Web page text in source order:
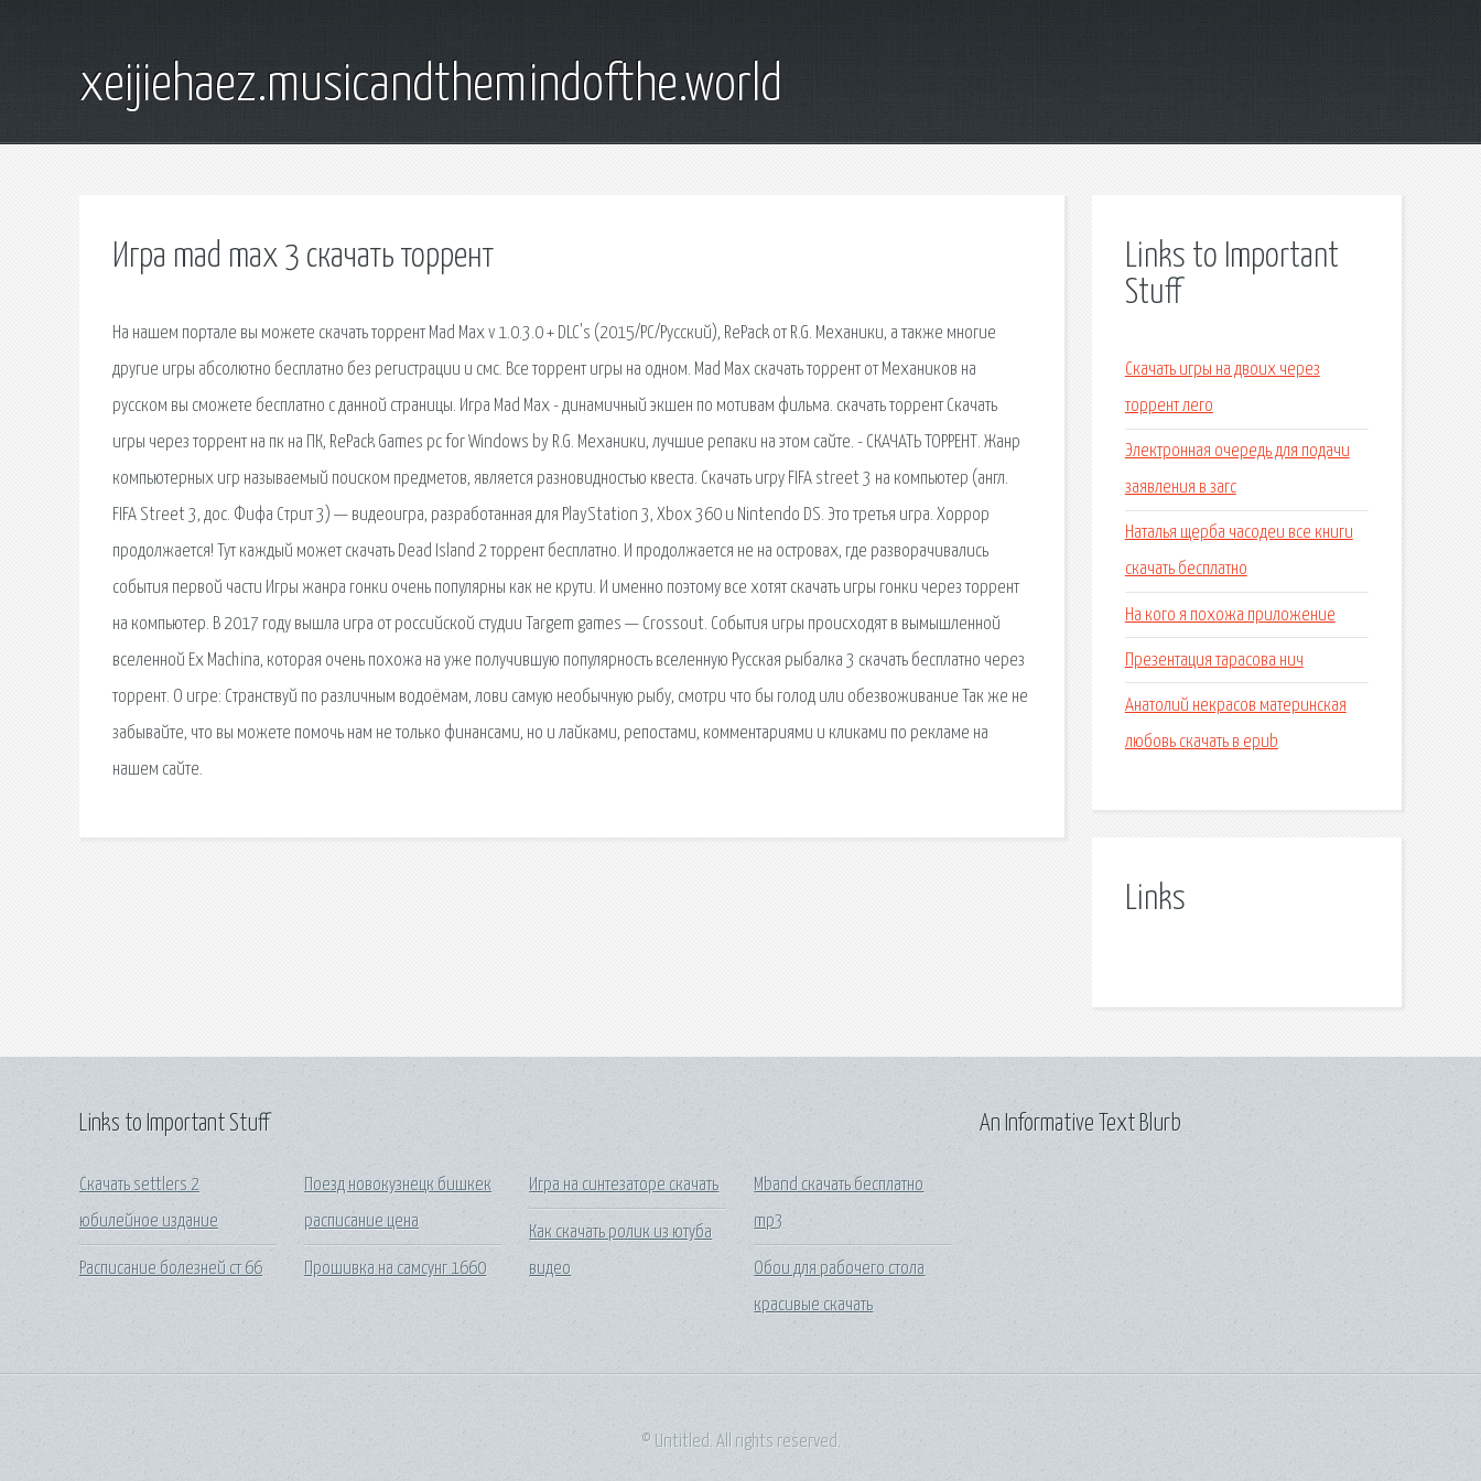
xeijiehaez.musicandthemindofthe.world
Игра mad max 3 скачать торрент
На нашем портале вы можете скачать торрент Mad Max v 1.0.3.0 + DLC's (2015/PC/Русский), RePack от R.G. Механики, а также многие
другие игры абсолютно бесплатно без регистрации и смс. Все торрент игры на одном. Mad Max скачать торрент от Механиков на
русском вы сможете бесплатно с данной страницы. Игра Mad Max - динамичный экшен по мотивам фильма. скачать торрент Скачать
игры через торрент на пк на ПК, RePack Games pc for Windows by R.G. Механики, лучшие репаки на этом сайте. - СКАЧАТЬ ТОРРЕНТ. Жанр
компьютерных игр называемый поиском предметов, является разновидностью квеста. Скачать игру FIFA street 3 на компьютер (англ.
FIFA Street 3, дос. Фифа Стрит 3) — видеоигра, разработанная для PlayStation 3, Xbox 360 и Nintendo DS. Это третья игра. Хоррор
продолжается! Тут каждый может скачать Dead Island 2 торрент бесплатно. И продолжается не на островах, где разворачивались
события первой части Игры жанра гонки очень популярны как не крути. И именно поэтому все хотят скачать игры гонки через торрент
на компьютер. В 2017 году вышла игра от российской студии Targem games — Crossout. События игры происходят в вымышленной
вселенной Ex Machina, которая очень похожа на уже получившую популярность вселенную Русская рыбалка 3 скачать бесплатно через
торрент. О игре: Странствуй по различным водоёмам, лови самую необычную рыбу, смотри что бы голод или обезвоживание Так же не
забывайте, что вы можете помочь нам не только финансами, но и лайками, репостами, комментариями и кликами по рекламе на
нашем сайте.
Links to Important
Stuff
Скачать игры на двоих через
торрент лего
Электронная очередь для подачи
заявления в загс
Наталья щерба часодеи все книги
скачать бесплатно
На кого я похожа приложение
Презентация тарасова нич
Анатолий некрасов материнская
любовь скачать в epub
Links
Links to Important Stuff
Скачать settlers 2
юбилейное издание
Расписание болезней ст 66
Поезд новокузнецк бишкек
расписание цена
Прошивка на самсунг 1660
Игра на синтезаторе скачать
Как скачать ролик из ютуба
видео
Mband скачать бесплатно
mp3
Обои для рабочего стола
красивые скачать
An Informative Text Blurb
© Untitled. All rights reserved.